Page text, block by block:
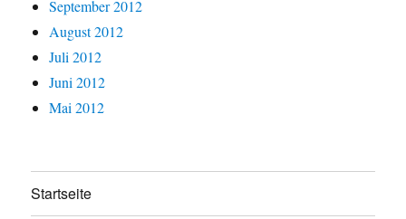
September 2012
August 2012
Juli 2012
Juni 2012
Mai 2012
Startseite